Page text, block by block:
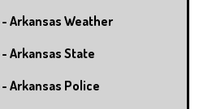
Arkansas Weather
Arkansas State
Arkansas Police